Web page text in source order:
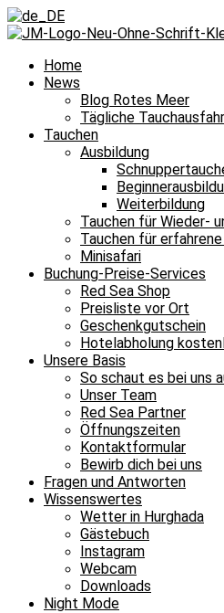
Home
News
Blog Rotes Meer
Tägliche
Tauchen
Ausbildung
Weiterbildung
Tauchen für Wieder-
Tauchen für
Minisafari
Buchung-Preise-Services
Red Sea Shop
Preisliste vor Ort
Geschenkgutschein
Hotelabholung
Unsere Basis
So schaut es bei uns
Unser Team
Red Sea Partner
Öffnungszeiten
Kontaktformular
Bewirb dich bei uns
Fragen und Antworten
Wissenswertes
Wetter in Hurghada
Gästebuch
Instagram
Webcam
Downloads
Night Mode